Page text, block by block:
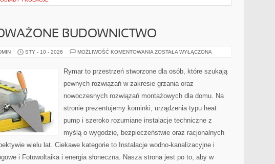
BUDOWNICTWO
STY - 10 - 2026 MOŻLIWOŚĆ KOMENTOWANIA ZRÓWNOWAŻONE
ZOSTAŁA WYŁĄCZONA
Rymar to przestrzeń stworzone dla osób, które szukają
pewnych rozwiązań w zakresie grzania oraz
nowoczesnych rozwiązań montażowych dla domu. Na
stronie prezentujemy kominki, urządzenia typu heat
pump i szeroko rozumiane instalacje techniczne z
myślą o wygodzie, bezpieczeństwie oraz racjonalnych
wielu lat. Ciekawe kategorie to Instalacje wodno-kanalizacyjne i
i Fotowoltaika i energia słoneczna. Nasza strona jest po to, aby w